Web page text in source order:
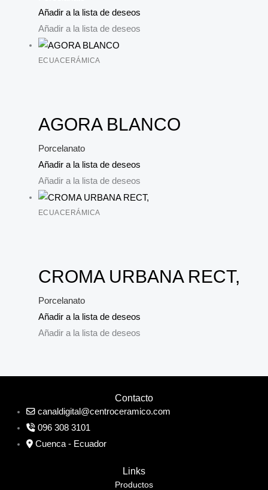
Añadir a la lista de deseos
Añadir a la lista de deseos
ECUACERÁMICA
AGORA BLANCO
Porcelanato
Añadir a la lista de deseos
Añadir a la lista de deseos
ECUACERÁMICA
CROMA URBANA RECT,
Porcelanato
Añadir a la lista de deseos
Añadir a la lista de deseos
Contacto
canaldigital@centroceramico.com
096 308 3101
Cuenca - Ecuador
Links
Productos